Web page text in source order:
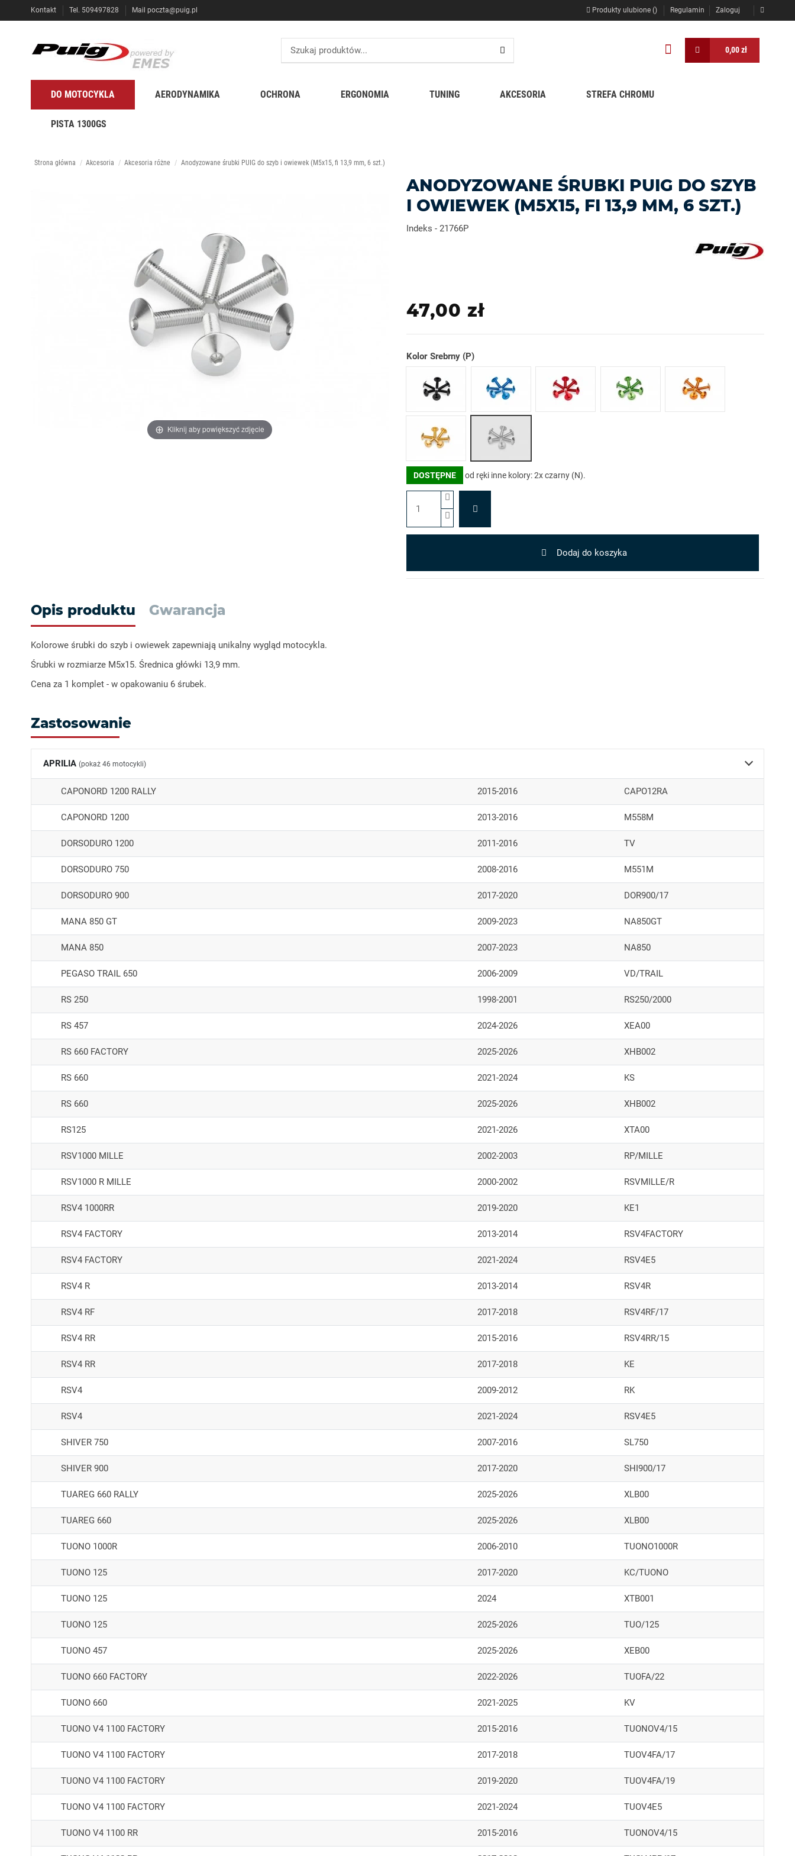
Kontakt Tel. 509497828 Mail poczta@puig.pl Produkty ulubione () Regulamin Zaloguj
0,00 zł
DO MOTOCYKLA AERODYNAMIKA OCHRONA ERGONOMIA TUNING AKCESORIA STREFA CHROMU
PISTA 1300GS
Strona główna Akcesoria Akcesoria różne Anodyzowane śrubki PUIG do szyb i owiewek (M5x15, fi 13,9 mm, 6 szt.)
Kliknij aby powiększyć zdjęcie
ANODYZOWANE ŚRUBKI PUIG DO SZYB
I OWIEWEK (M5X15, FI 13,9 MM, 6 SZT.)
Indeks - 21766P
47,00 zł
Kolor
Czarny (N)
Niebieski (A) Czerwony (R) Zielony (V) Pomarańczowy (T)
Złoty (O)
DOSTĘPNE od ręki inne kolory: 2x czarny (N).
Dodaj do koszyka
Opis produktu Gwarancja
Kolorowe śrubki do szyb i owiewek zapewniają unikalny wygląd motocykla.
Śrubki w rozmiarze M5x15. Średnica główki 13,9 mm.
Cena za 1 komplet - w opakowaniu 6 śrubek.
Zastosowanie
APRILIA (pokaż 46 motocykli)
CAPONORD 1200 RALLY 2015-2016 CAPO12RA
CAPONORD 1200 2013-2016 M558M
DORSODURO 1200 2011-2016 TV
DORSODURO 750 2008-2016 M551M
DORSODURO 900 2017-2020 DOR900/17
MANA 850 GT 2009-2023 NA850GT
MANA 850 2007-2023 NA850
PEGASO TRAIL 650 2006-2009 VD/TRAIL
RS 250 1998-2001 RS250/2000
RS 457 2024-2026 XEA00
RS 660 FACTORY 2025-2026 XHB002
RS 660 2021-2024 KS
RS 660 2025-2026 XHB002
RS125 2021-2026 XTA00
RSV1000 MILLE 2002-2003 RP/MILLE
RSV1000 R MILLE 2000-2002 RSVMILLE/R
RSV4 1000RR 2019-2020 KE1
RSV4 FACTORY 2013-2014 RSV4FACTORY
RSV4 FACTORY 2021-2024 RSV4E5
RSV4 R 2013-2014 RSV4R
RSV4 RF 2017-2018 RSV4RF/17
RSV4 RR 2015-2016 RSV4RR/15
RSV4 RR 2017-2018 KE
RSV4 2009-2012 RK
RSV4 2021-2024 RSV4E5
SHIVER 750 2007-2016 SL750
SHIVER 900 2017-2020 SHI900/17
TUAREG 660 RALLY 2025-2026 XLB00
TUAREG 660 2025-2026 XLB00
TUONO 1000R 2006-2010 TUONO1000R
TUONO 125 2017-2020 KC/TUONO
TUONO 125 2024 XTB001
TUONO 125 2025-2026 TUO/125
TUONO 457 2025-2026 XEB00
TUONO 660 FACTORY 2022-2026 TUOFA/22
TUONO 660 2021-2025 KV
TUONO V4 1100 FACTORY 2015-2016 TUONOV4/15
TUONO V4 1100 FACTORY 2017-2018 TUOV4FA/17
TUONO V4 1100 FACTORY 2019-2020 TUOV4FA/19
TUONO V4 1100 FACTORY 2021-2024 TUOV4E5
TUONO V4 1100 RR 2015-2016 TUONOV4/15